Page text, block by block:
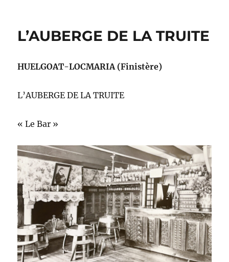
L’AUBERGE DE LA TRUITE
HUELGOAT-LOCMARIA (Finistère)
L’AUBERGE DE LA TRUITE
« Le Bar »